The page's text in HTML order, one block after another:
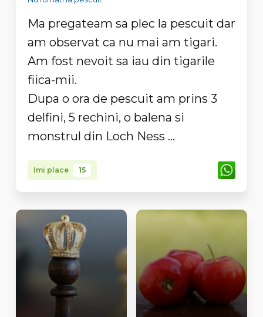
Ma pregateam sa plec la pescuit dar
am observat ca nu mai am tigari.
Am fost nevoit sa iau din tigarile
fiica-mii.
Dupa o ora de pescuit am prins 3
delfini, 5 rechini, o balena si
monstrul din Loch Ness ...
Imi place 15